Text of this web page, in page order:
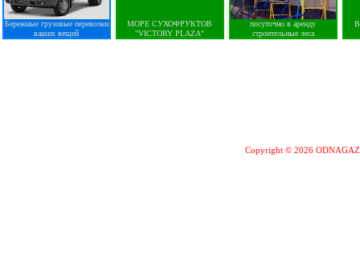
Бережные грузовые перевозки
ваших вещей
МОРЕ СУХОФРУКТОВ
"VICTORY PLAZA"
посуточно в аренду
строительные леса
Copyright © 2026